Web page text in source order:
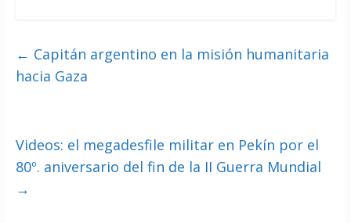
← Capitán argentino en la misión humanitaria
hacia Gaza
Videos: el megadesfile militar en Pekín por el
80º. aniversario del fin de la II Guerra Mundial
→